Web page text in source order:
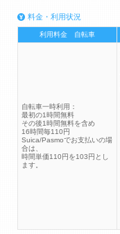
料金・利用状況
利用料金 自転車
自転車一時利用：
最初の1時間無料
その後1時間無料を含め
16時間毎110円
Suica/Pasmoでお支払いの場
合は、
時間単価110円を103円とし
ます。